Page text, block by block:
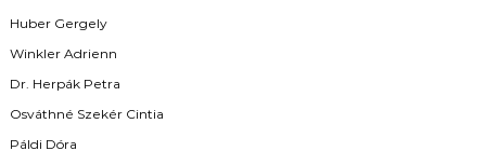
Huber Gergely
Winkler Adrienn
Dr. Herpák Petra
Osváthné Szekér Cintia
Páldi Dóra